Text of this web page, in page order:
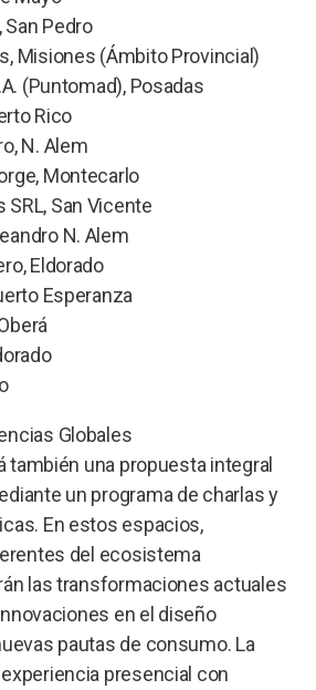
San Pedro
Misiones (Ámbito Provincial)
(Puntomad), Posadas
Rico
N. Alem
Montecarlo
SRL, San Vicente
N. Alem
Eldorado
Esperanza
Globales
también una propuesta integral
un programa de charlas y
En estos espacios,
del ecosistema
las transformaciones actuales
en el diseño
pautas de consumo. La
presencial con